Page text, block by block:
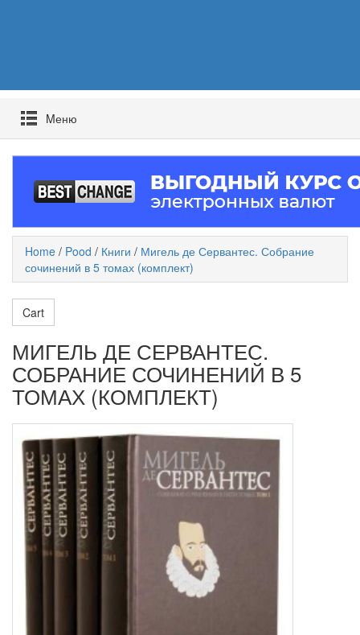
Mеню
Home / Pood / Книги / Мигель де Сервантес. Собрание
сочинений в 5 томах (комплект)
Cart
МИГЕЛЬ ДЕ СЕРВАНТЕС.
СОБРАНИЕ СОЧИНЕНИЙ В 5
ТОМАХ (КОМПЛЕКТ)